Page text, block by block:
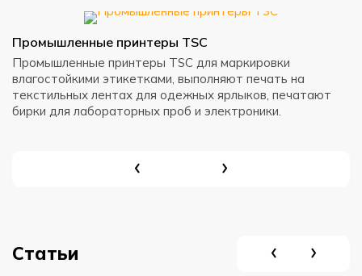
Промышленные принтеры TSC
Промышленные принтеры TSC для маркировки
влагостойкими этикетками, выполняют печать на
текстильных лентах для одежных ярлыков, печатают
бирки для лабораторных проб и электроники.
Статьи